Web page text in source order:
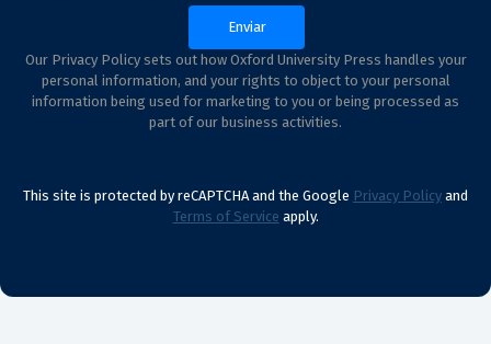
Our Privacy Policy sets out how Oxford University Press handles your
personal information, and your rights to object to your personal
information being used for marketing to you or being processed as
part of our business activities.
This site is protected by reCAPTCHA and the Google Privacy Policy and
Terms of Service apply.